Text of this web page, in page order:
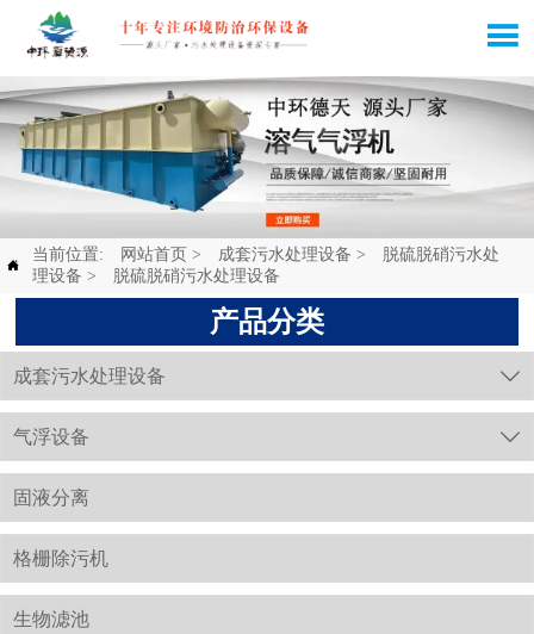


当前位置: 网站首页 > 成套污水处理设备 >
脱硫脱硝污水处
理设备 > 脱硫脱硝污水处理设备
产品分类
成套污水处理设备 
气浮设备 
固液分离
格栅除污机
生物滤池